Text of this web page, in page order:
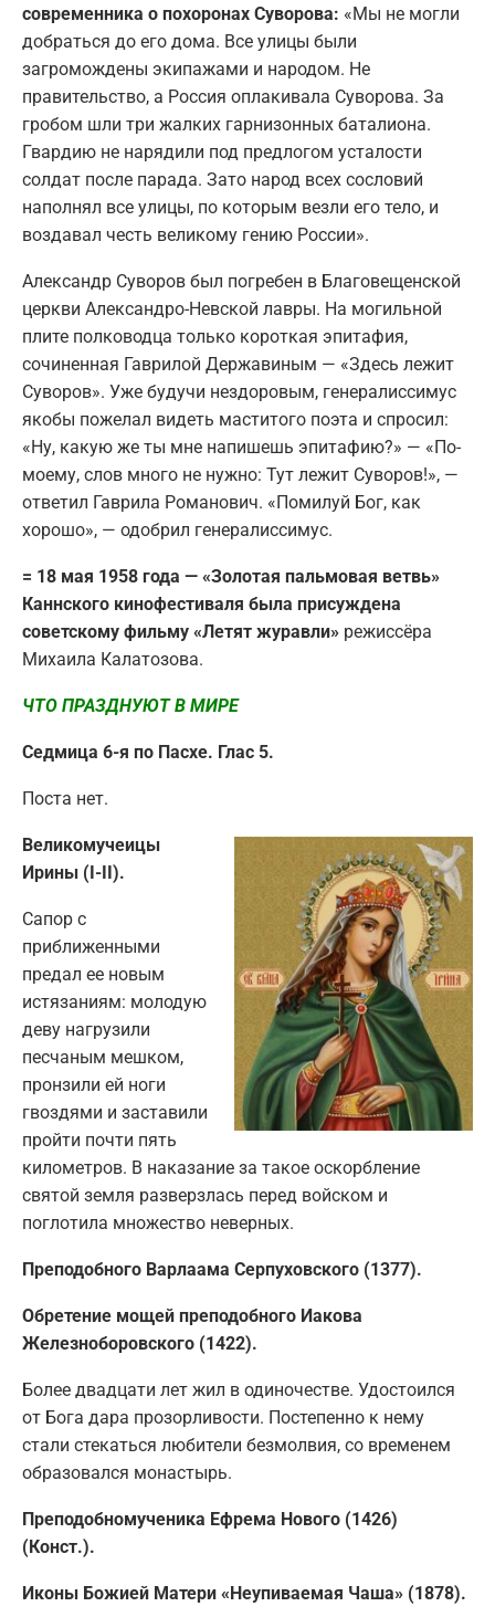
современника о похоронах Суворова: «Мы не могли
добраться до его дома. Все улицы были
загромождены экипажами и народом. Не
правительство, а Россия оплакивала Суворова. За
гробом шли три жалких гарнизонных баталиона.
Гвардию не нарядили под предлогом усталости
солдат после парада. Зато народ всех сословий
наполнял все улицы, по которым везли его тело, и
воздавал честь великому гению России».
Александр Суворов был погребен в Благовещенской
церкви Александро-Невской лавры. На могильной
плите полководца только короткая эпитафия,
сочиненная Гаврилой Державиным — «Здесь лежит
Суворов». Уже будучи нездоровым, генералиссимус
якобы пожелал видеть маститого поэта и спросил:
«Ну, какую же ты мне напишешь эпитафию?» — «По-
моему, слов много не нужно: Тут лежит Суворов!», —
ответил Гаврила Романович. «Помилуй Бог, как
хорошо», — одобрил генералиссимус.
= 18 мая 1958 года — «Золотая пальмовая ветвь»
Каннского кинофестиваля была присуждена
советскому фильму «Летят журавли» режиссёра
Михаила Калатозова.
ЧТО ПРАЗДНУЮТ В МИРЕ
Седмица 6-я по Пасхе. Глас 5.
Поста нет.
Великомучеицы
Ирины (I-II).
Сапор с
приближенными
предал ее новым
истязани­ям: молодую
деву нагрузили
песчаным мешком,
пронзили ей ноги
гвоздями и заставили
пройти почти пять
километров. В наказание за такое оскорбление
святой земля разверзлась перед войском и
поглотила множество неверных.
Преподобного Варлаама Серпуховского (1377).
Обретение мощей преподобного Иакова
Железноборовского (1422).
Более двадцати лет жил в одиночестве. Удостоился
от Бога дара прозорливости. Постепенно к нему
стали стекаться любители безмолвия, со временем
образовался монастырь.
Преподобномученика Ефрема Нового (1426)
(Конст.).
Иконы Божией Матери «Неупиваемая Чаша» (1878).